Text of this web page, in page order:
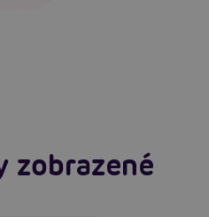
Sexiomů
zobrazené